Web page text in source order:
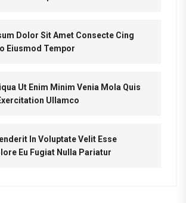
Dolor Sit Amet Consecte Cing
Eiusmod Tempor
Ut Enim Minim Venia Mola Quis
Ullamco
In Voluptate Velit Esse
Eu Fugiat Nulla Pariatur